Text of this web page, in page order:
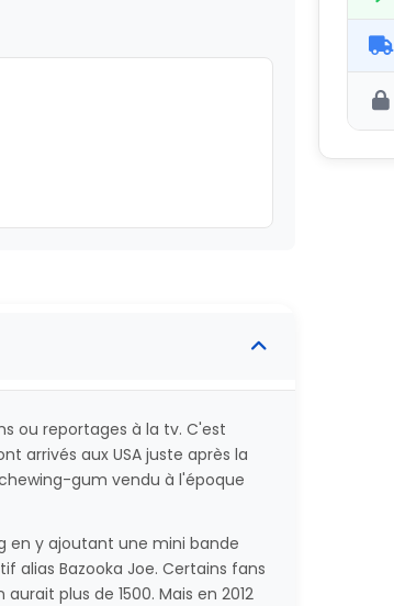
ou reportages à la tv. C'est
arrivés aux USA juste après la
gum vendu à l'époque
en y ajoutant une mini bande
alias Bazooka Joe. Certains fans
plus de 1500. Mais en 2012